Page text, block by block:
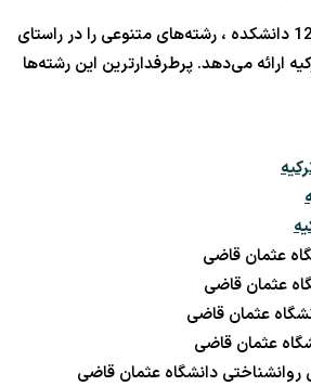
این دانشگاه با دارا بودن 12 دانشکده ، رشته‌های متنوعی را در راستای
ارائه می‌دهد. پرطرفدارترین این رشته‌ها
عثمان قاضی
عثمان قاضی
عثمان قاضی
عثمان قاضی
روانشناختی دانشگاه عثمان قاضی